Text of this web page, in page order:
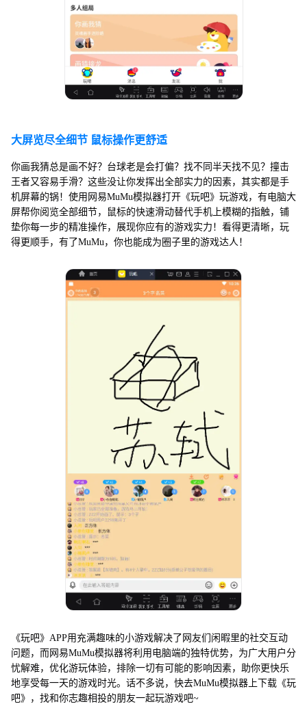
大屏览尽全细节 鼠标操作更舒适
你画我猜总是画不好？台球老是会打偏？找不同半天找不见？撞击
王者又容易手滑？这些没让你发挥出全部实力的因素，其实都是手
机屏幕的锅！使用网易MuMu模拟器打开《玩吧》玩游戏，有电脑大
屏帮你阅览全部细节，鼠标的快速滑动替代手机上模糊的指触，铺
垫你每一步的精准操作，展现你应有的游戏实力！看得更清晰，玩
得更顺手，有了MuMu，你也能成为圈子里的游戏达人！
《玩吧》APP用充满趣味的小游戏解决了网友们闲暇里的社交互动
问题，而网易MuMu模拟器将利用电脑端的独特优势，为广大用户分
忧解难，优化游玩体验，排除一切有可能的影响因素，助你更快乐
地享受每一天的游戏时光。话不多说，快去MuMu模拟器上下载《玩
吧》，找和你志趣相投的朋友一起玩游戏吧~